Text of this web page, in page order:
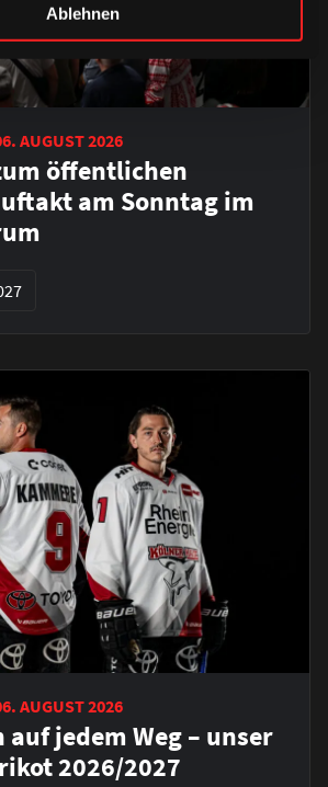
Ablehnen
AUGUST 2026
öffentlichen
am Sonntag im
AUGUST 2026
auf jedem Weg – unser
2026/2027